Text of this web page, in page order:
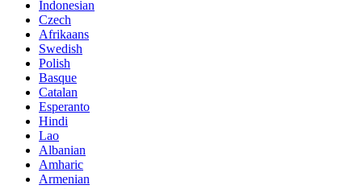
Indonesian
Czech
Afrikaans
Swedish
Polish
Basque
Catalan
Esperanto
Hindi
Lao
Albanian
Amharic
Armenian